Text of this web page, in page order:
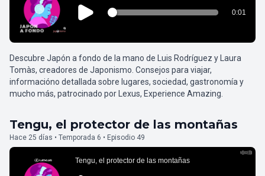
Descubre Japón a fondo de la mano de Luis Rodríguez y Laura
Tomàs, creadores de Japonismo. Consejos para viajar,
informacióno detallada sobre lugares, sociedad, gastronomía y
mucho más, patrocinado por Lexus, Experience Amazing.
Tengu, el protector de las montañas
Hace 25 días • Temporada 6 • Episodio 49